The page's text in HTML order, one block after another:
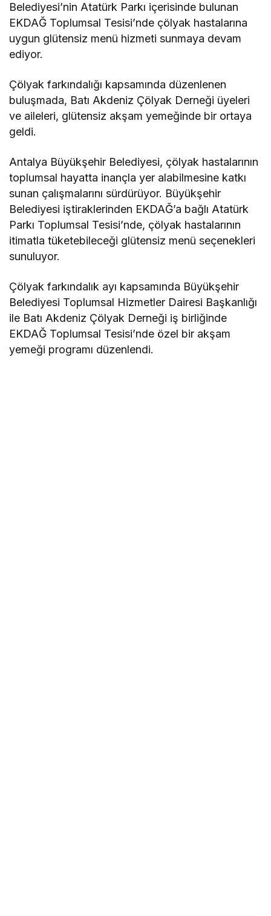
Belediyesi’nin Atatürk Parkı içerisinde bulunan
EKDAĞ Toplumsal Tesisi’nde çölyak hastalarına
uygun glütensiz menü hizmeti sunmaya devam
ediyor.
Çölyak farkındalığı kapsamında düzenlenen
buluşmada, Batı Akdeniz Çölyak Derneği üyeleri
ve aileleri, glütensiz akşam yemeğinde bir ortaya
geldi.
Antalya Büyükşehir Belediyesi, çölyak hastalarının
toplumsal hayatta inançla yer alabilmesine katkı
sunan çalışmalarını sürdürüyor. Büyükşehir
Belediyesi iştiraklerinden EKDAĞ’a bağlı Atatürk
Parkı Toplumsal Tesisi’nde, çölyak hastalarının
itimatla tüketebileceği glütensiz menü seçenekleri
sunuluyor.
Çölyak farkındalık ayı kapsamında Büyükşehir
Belediyesi Toplumsal Hizmetler Dairesi Başkanlığı
ile Batı Akdeniz Çölyak Derneği iş birliğinde
EKDAĞ Toplumsal Tesisi’nde özel bir akşam
yemeği programı düzenlendi.